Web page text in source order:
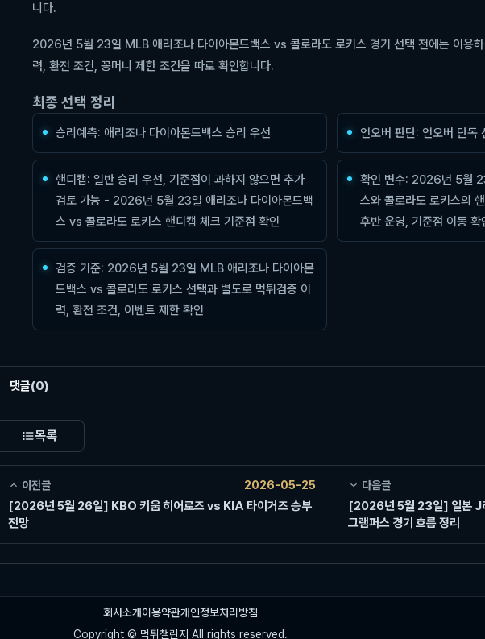
니다.
2026년 5월 23일 MLB 애리조나 다이아몬드백스 vs 콜로라도 로키스 경기 선택 전에는 이용하
력, 환전 조건, 꽁머니 제한 조건을 따로 확인합니다.
최종 선택 정리
승리예측: 애리조나 다이아몬드백스 승리 우선 언오버 판단: 언오버 단독
핸디캡: 일반 승리 우선, 기준점이 과하지 않으면 추가
검토 가능 - 2026년 5월 23일 애리조나 다이아몬드백
스 vs 콜로라도 로키스 핸디캡 체크 기준점 확인
확인 변수: 2026년 5월
스와 콜로라도 로키스의
후반 운영, 기준점 이동 확
검증 기준: 2026년 5월 23일 MLB 애리조나 다이아몬
드백스 vs 콜로라도 로키스 선택과 별도로 먹튀검증 이
력, 환전 조건, 이벤트 제한 확인
댓글(0)
목록
이전글 2026-05-25
[2026년 5월 26일] KBO 키움 히어로즈 vs KIA 타이거즈 승부
전망
다음글
[2026년 5월 23일] 일본 J
그램퍼스 경기 흐름 정리
회사소개이용약관개인정보처리방침
Copyright © 먹튀챌린지 All rights reserved.